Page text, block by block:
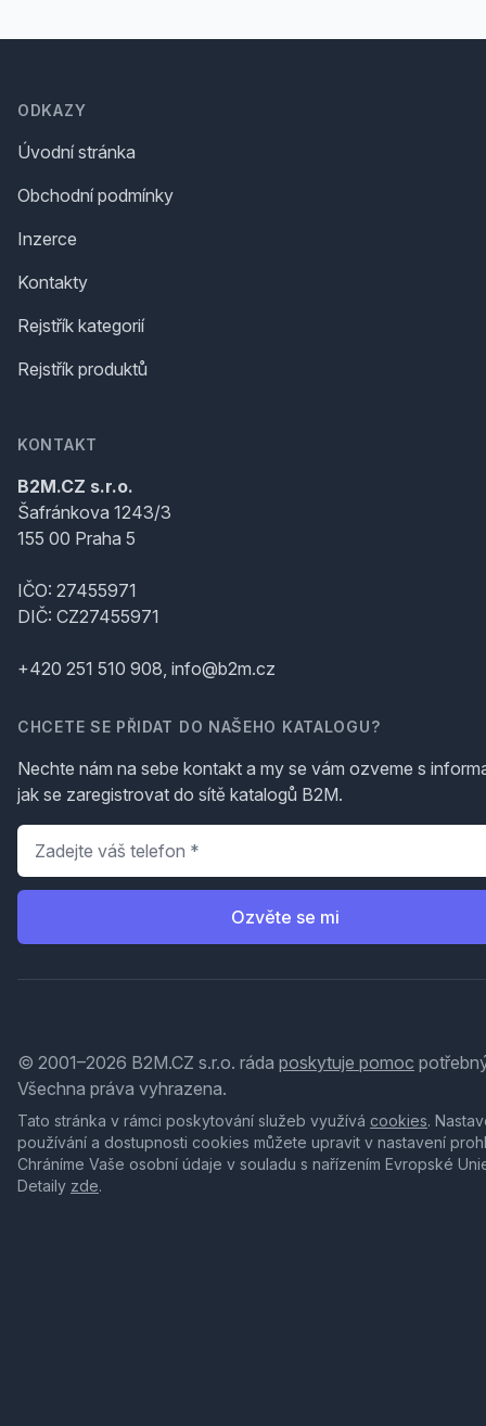
ODKAZY
Úvodní stránka
Obchodní podmínky
Inzerce
Kontakty
Rejstřík kategorií
Rejstřík produktů
KONTAKT
B2M.CZ s.r.o.
Šafránkova 1243/3
155 00 Praha 5
IČO: 27455971
DIČ: CZ27455971
+420 251 510 908, info@b2m.cz
CHCETE SE PŘIDAT DO NAŠEHO KATALOGU?
Nechte nám na sebe kontakt a my se vám ozveme s
jak se zaregistrovat do sítě katalogů B2M.
Telefon
Ozvěte se mi
© 2001–2026 B2M.CZ s.r.o. ráda poskytuje pomoc
Všechna práva vyhrazena.
Tato stránka v rámci poskytování služeb využívá cookies.
používání a dostupnosti cookies můžete upravit v nastavení
Chráníme Vaše osobní údaje v souladu s nařízením Evropské
Detaily zde.